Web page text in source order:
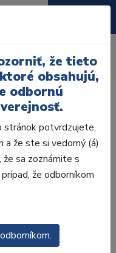
Elastické výrobky
že tieto
obsahujú,
odbornú
stránok potvrdzujete,
a že ste si vedomý (á)
sa zoznámite s
že odborníkom